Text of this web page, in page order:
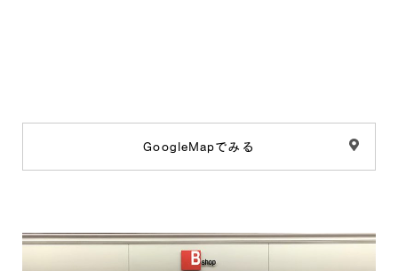
GoogleMapでみる